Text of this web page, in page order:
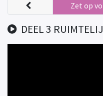
DEEL 3
Zet op